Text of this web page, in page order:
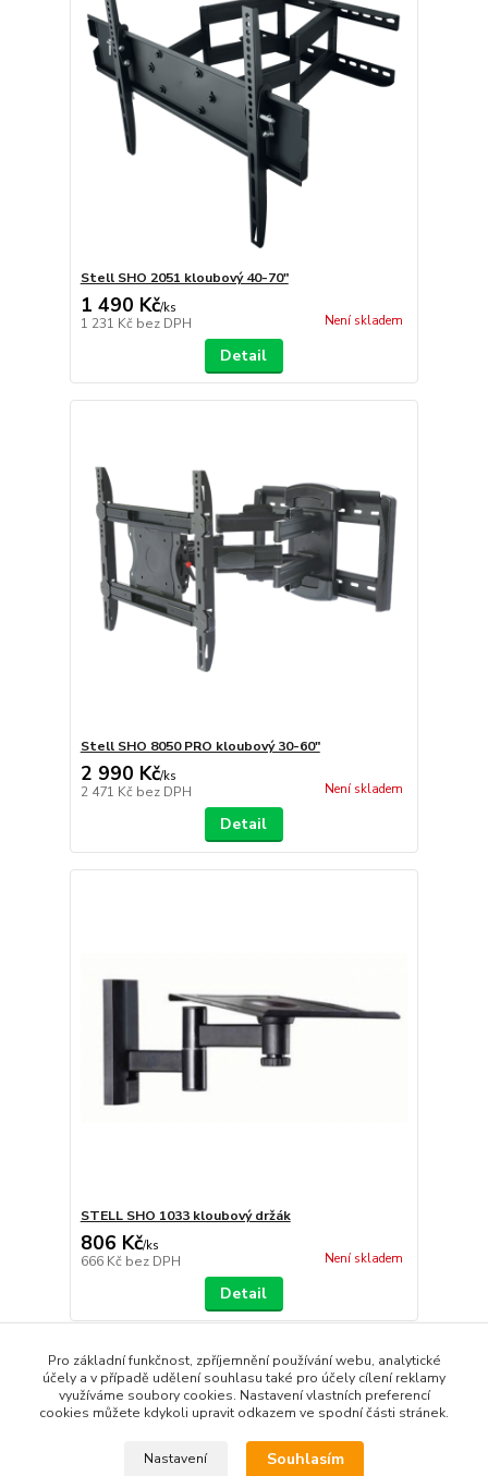
Stell SHO 2051 kloubový 40-70"
1 490 Kč/ks
1 231 Kč bez DPH Není skladem
Detail
Stell SHO 8050 PRO kloubový 30-60"
2 990 Kč/ks
2 471 Kč bez DPH Není skladem
Detail
STELL SHO 1033 kloubový držák
806 Kč/ks
666 Kč bez DPH Není skladem
Detail
strana z 1
Pro základní funkčnost, zpříjemnění používání webu, analytické
účely a v případě udělení souhlasu také pro účely cílení reklamy
využíváme soubory cookies. Nastavení vlastních preferencí
cookies můžete kdykoli upravit odkazem ve spodní části stránek.
Nastavení Souhlasím